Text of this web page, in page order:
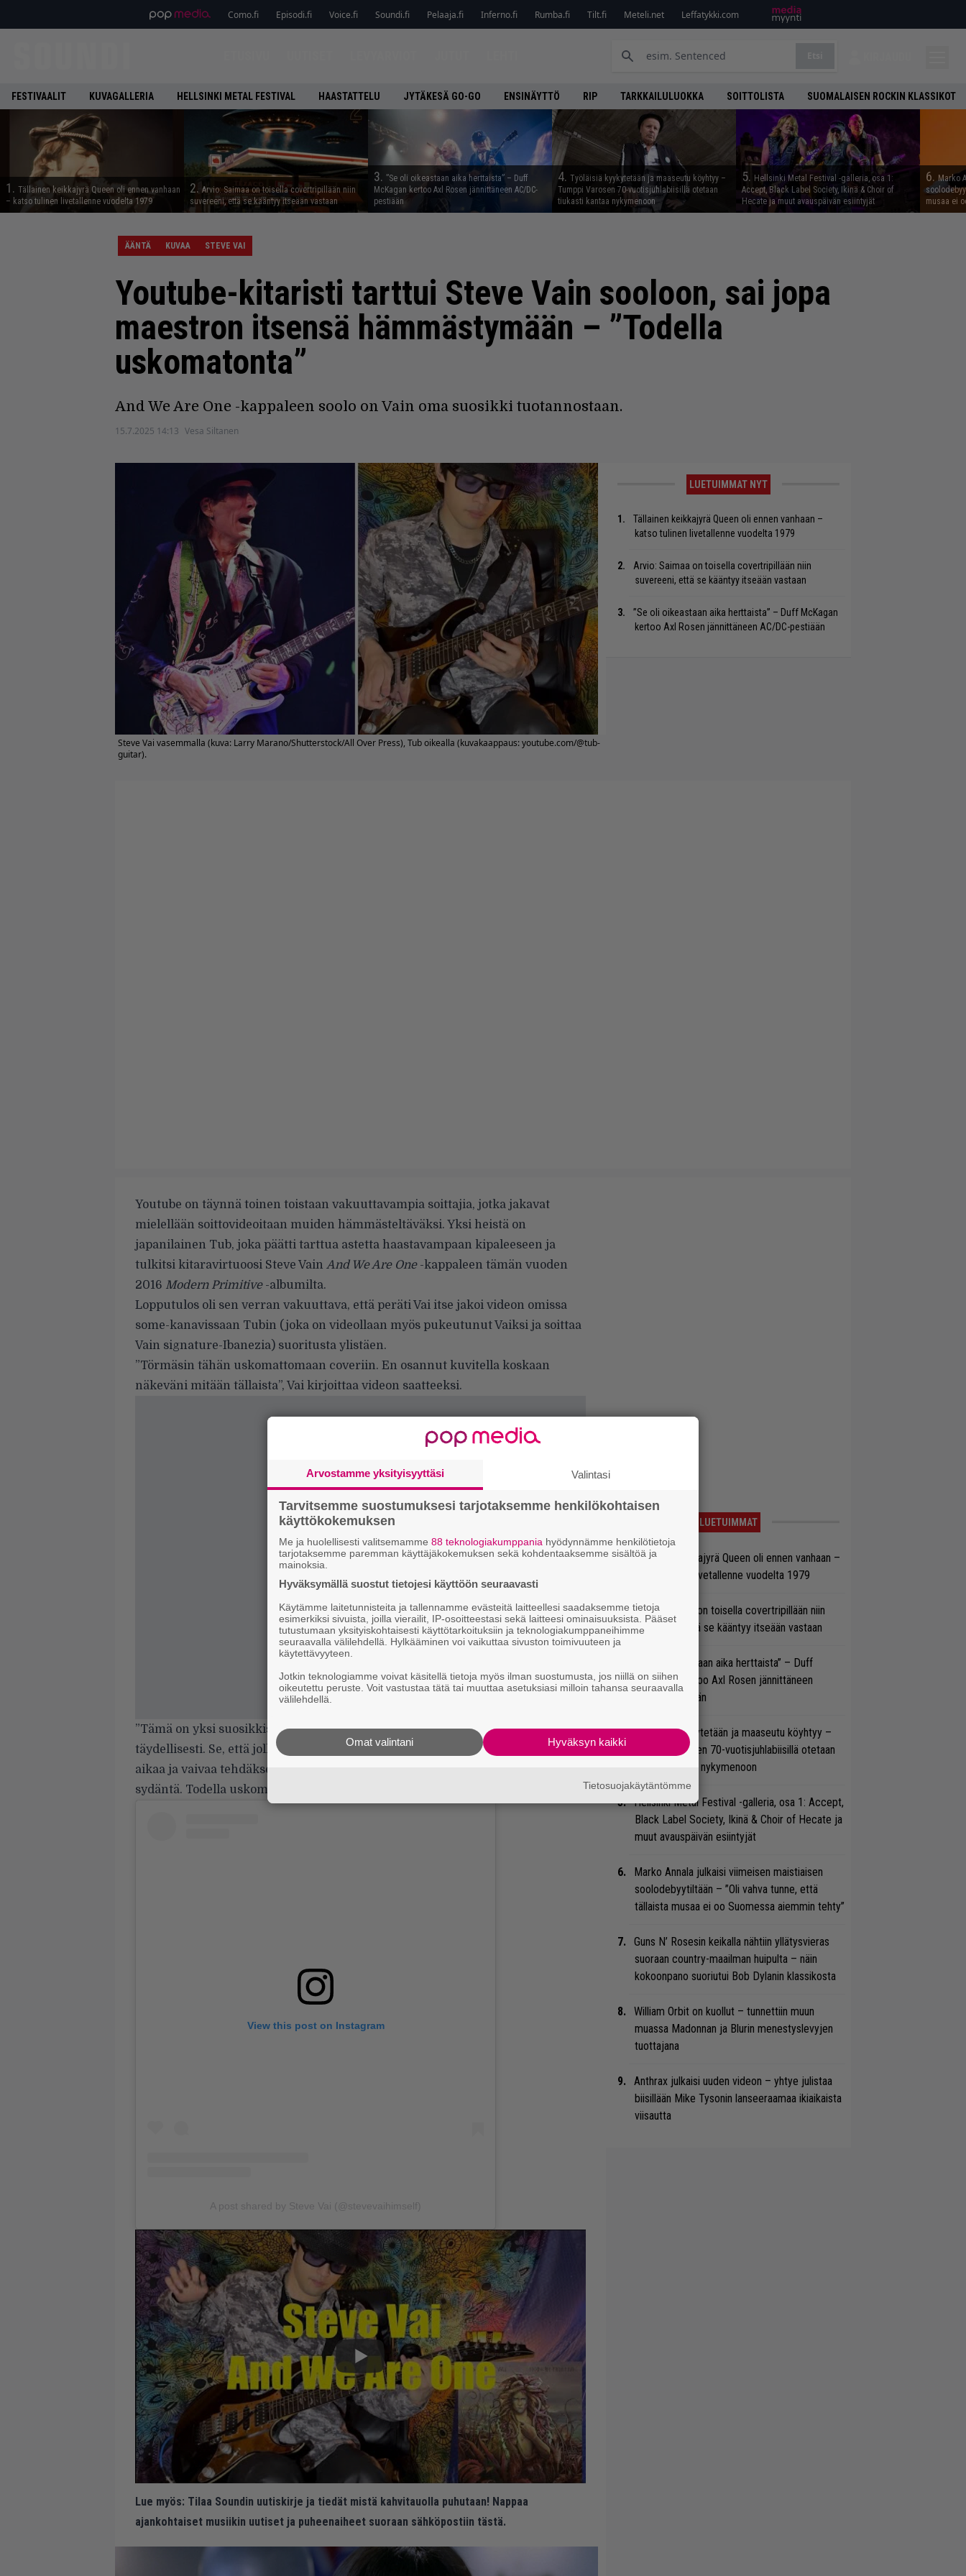
Como.fi Episodi.fi Voice.fi Soundi.fi Pelaaja.fi Inferno.fi Rumba.fi Tilt.fi Meteli.net Leffatykki.com
FESTIVAALIT KUVAGALLERIA HELLSINKI METAL FESTIVAL HAASTATTELU JYTÄKESÄ GO-GO ENSINÄYTTÖ RIP TARKKAILULUOKKA SOITTOLISTA SUOMALAISEN ROCKIN KLASSIKOT
1. Tällainen keikkajyrä Queen oli ennen vanhaan
– katso tulinen livetallenne vuodelta 1979
2. Arvio: Saimaa on toisella covertripillään niin
suvereeni, että se kääntyy itseään vastaan
3. ”Se oli oikeastaan aika herttaista” – Duff
McKagan kertoo Axl Rosen jännittäneen AC/DC-
pestiään
4. Työläisiä kyykytetään ja maaseutu köyhtyy –
Tumppi Varosen 70-vuotisjuhlabiisillä otetaan
tiukasti kantaa nykymenoon
5. Hellsinki Metal Festival -galleria, osa 1:
Accept, Black Label Society, Ikinä & Choir of
Hecate ja muut avauspäivän esiintyjät
6. Marko
musaa ei
ÄÄNTÄ KUVAA STEVE VAI
Youtube-kitaristi tarttui Steve Vain sooloon, sai jopa
maestron itsensä hämmästymään – ”Todella
uskomatonta”
And We Are One -kappaleen soolo on Vain oma suosikki tuotannostaan.
15.7.2025 14:13 Vesa Siltanen
Steve Vai vasemmalla (kuva: Larry Marano/Shutterstock/All Over Press), Tub oikealla (kuvakaappaus: youtube.com/@tub-
guitar).
LUETUIMMAT NYT
Tällainen keikkajyrä Queen oli ennen vanhaan –
katso tulinen livetallenne vuodelta 1979
Arvio: Saimaa on toisella covertripillään niin
suvereeni, että se kääntyy itseään vastaan
”Se oli oikeastaan aika herttaista” – Duff McKagan
kertoo Axl Rosen jännittäneen AC/DC-pestiään
Youtube on täynnä toinen toistaan vakuuttavampia soittajia, jotka jakavat
mielellään soittovideoitaan muiden hämmästeltäväksi. Yksi heistä on
japanilainen Tub, joka päätti tarttua astetta haastavampaan kipaleeseen ja
tulkitsi kitaravirtuoosi Steve Vain And We Are One-kappaleen tämän vuoden
2016 Modern Primitive-albumilta.
Lopputulos oli sen verran vakuuttava, että peräti Vai itse jakoi videon omissa
some-kanavissaan Tubin (joka on videollaan myös pukeutunut Vaiksi ja soittaa
Vain signature-Ibanezia) suoritusta ylistäen.
”Törmäsin tähän uskomattomaan coveriin. En osannut kuvitella koskaan
näkeväni mitään tällaista”, Vai kirjoittaa videon saatteeksi.
”Tämä on yksi suosikkisooloistani ja hän naulaa kaikki oudot manööverinikin
täydellisesti. Se, että jollain on kärsivällisyyttä ja intohimoa nähdä näin paljon
aikaa ja vaivaa tehdäkseen jotain tällaista, saa hymyn kasvoilleni ja lämmittää
sydäntä. Todella uskomatonta, arvostan tätä suuresti!”
View this post on Instagram
A post shared by Steve Vai (@stevevaihimself)
Lue myös: Tilaa Soundin uutiskirje ja tiedät mistä kahvitauolla puhutaan! Nappaa
ajankohtaiset musiikin uutiset ja puheenaiheet suoraan sähköpostiin tästä.
LUETUIMMAT
Tällainen keikkajyrä Queen oli ennen vanhaan –
katso tulinen livetallenne vuodelta 1979
Arvio: Saimaa on toisella covertripillään niin
suvereeni, että se kääntyy itseään vastaan
”Se oli oikeastaan aika herttaista” – Duff
McKagan kertoo Axl Rosen jännittäneen
AC/DC-pestiään
Työläisiä kyykytetään ja maaseutu köyhtyy –
Tumppi Varosen 70-vuotisjuhlabiisillä otetaan
tiukasti kantaa nykymenoon
Hellsinki Metal Festival -galleria, osa 1: Accept,
Black Label Society, Ikinä & Choir of Hecate ja
muut avauspäivän esiintyjät
Marko Annala julkaisi viimeisen maistiaisen
soolodebyytiltään – ”Oli vahva tunne, että
tällaista musaa ei oo Suomessa aiemmin tehty”
Guns N’ Rosesin keikalla nähtiin yllätysvieras
suoraan country-maailman huipulta – näin
kokoonpano suoriutui Bob Dylanin klassikosta
William Orbit on kuollut – tunnettiin muun
muassa Madonnan ja Blurin menestyslevyjen
tuottajana
Anthrax julkaisi uuden videon – yhtye julistaa
biisillään Mike Tysonin lanseeraamaa ikiaikaista
viisautta
Arvostamme yksityisyyttäsi Valintasi
Tarvitsemme suostumuksesi tarjotaksemme henkilökohtaisen
käyttökokemuksen
Me ja huolellisesti valitsemamme 88 teknologiakumppania hyödynnämme henkilötietoja
tarjotaksemme paremman käyttäjäkokemuksen sekä kohdentaaksemme sisältöä ja
mainoksia.
Hyväksymällä suostut tietojesi käyttöön seuraavasti
Käytämme laitetunnisteita ja tallennamme evästeitä laitteellesi saadaksemme tietoja
esimerkiksi sivuista, joilla vierailit, IP-osoitteestasi sekä laitteesi ominaisuuksista. Pääset
tutustumaan yksityiskohtaisesti käyttötarkoituksiin ja teknologiakumppaneihimme
seuraavalla välilehdellä. Hylkääminen voi vaikuttaa sivuston toimivuuteen ja
käytettävyyteen.
Jotkin teknologiamme voivat käsitellä tietoja myös ilman suostumusta, jos niillä on siihen
oikeutettu peruste. Voit vastustaa tätä tai muuttaa asetuksiasi milloin tahansa seuraavalla
välilehdellä.
Hyväksyn kaikki
Omat valintani
Tietosuojakäytäntömme